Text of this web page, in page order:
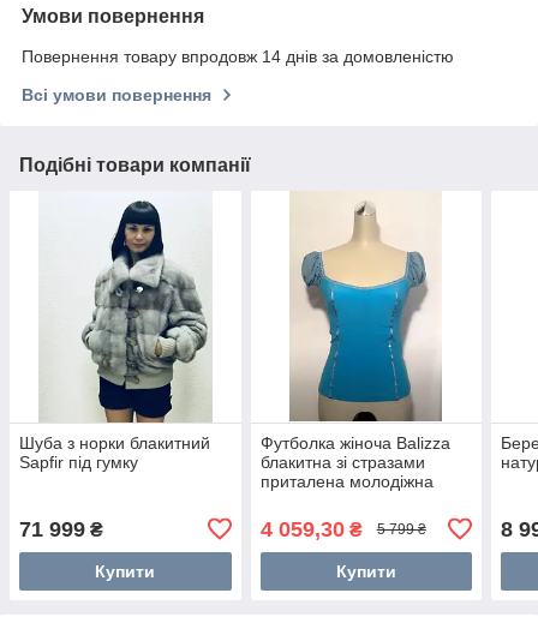
Умови повернення
Повернення товару впродовж 14 днів за домовленістю
Всі умови повернення
Подібні товари компанії
Шуба з норки блакитний
Sapfir під гумку
71 999 ₴
Купити
Футболка жіноча Balizza
блакитна зі стразами
приталена молодіжна
4 059,30₴ 5 799 ₴
Купити
8